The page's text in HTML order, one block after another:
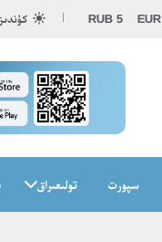
EUR
RUB 5
سپورت تولىعىراق